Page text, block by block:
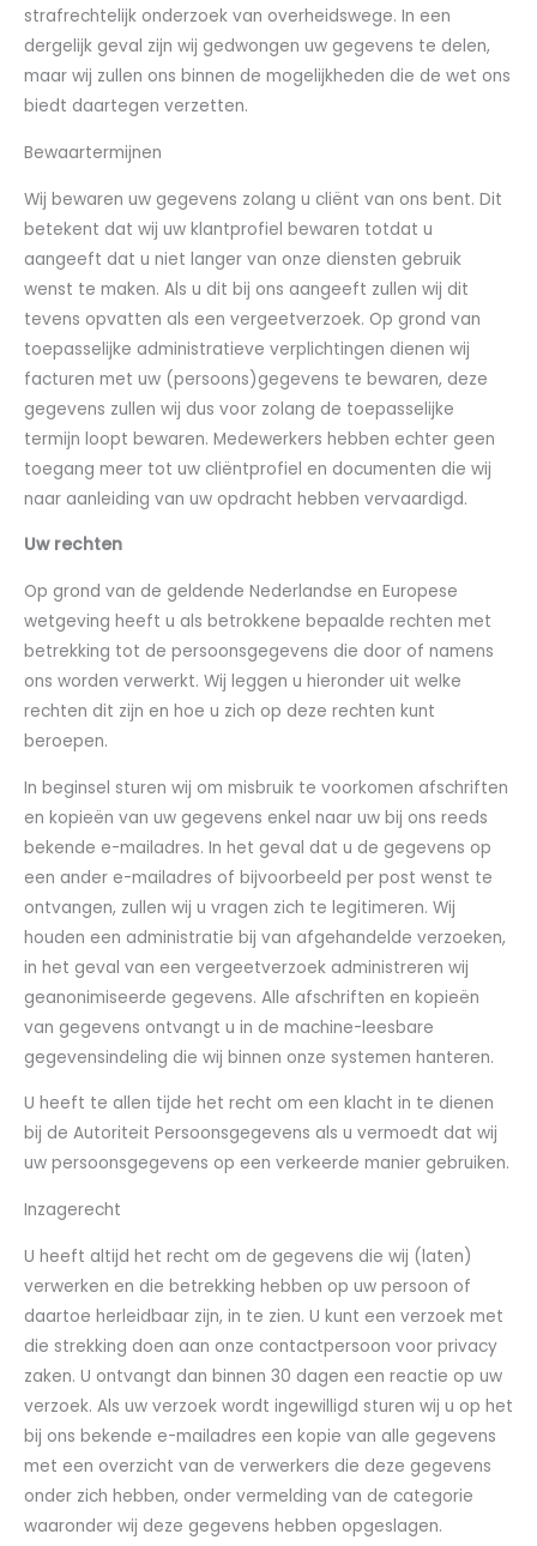
strafrechtelijk onderzoek van overheidswege. In een
dergelijk geval zijn wij gedwongen uw gegevens te delen,
maar wij zullen ons binnen de mogelijkheden die de wet ons
biedt daartegen verzetten.
Bewaartermijnen
Wij bewaren uw gegevens zolang u cliënt van ons bent. Dit
betekent dat wij uw klantprofiel bewaren totdat u
aangeeft dat u niet langer van onze diensten gebruik
wenst te maken. Als u dit bij ons aangeeft zullen wij dit
tevens opvatten als een vergeetverzoek. Op grond van
toepasselijke administratieve verplichtingen dienen wij
facturen met uw (persoons)gegevens te bewaren, deze
gegevens zullen wij dus voor zolang de toepasselijke
termijn loopt bewaren. Medewerkers hebben echter geen
toegang meer tot uw cliëntprofiel en documenten die wij
naar aanleiding van uw opdracht hebben vervaardigd.
Uw rechten
Op grond van de geldende Nederlandse en Europese
wetgeving heeft u als betrokkene bepaalde rechten met
betrekking tot de persoonsgegevens die door of namens
ons worden verwerkt. Wij leggen u hieronder uit welke
rechten dit zijn en hoe u zich op deze rechten kunt
beroepen.
In beginsel sturen wij om misbruik te voorkomen afschriften
en kopieën van uw gegevens enkel naar uw bij ons reeds
bekende e-mailadres. In het geval dat u de gegevens op
een ander e-mailadres of bijvoorbeeld per post wenst te
ontvangen, zullen wij u vragen zich te legitimeren. Wij
houden een administratie bij van afgehandelde verzoeken,
in het geval van een vergeetverzoek administreren wij
geanonimiseerde gegevens. Alle afschriften en kopieën
van gegevens ontvangt u in de machine-leesbare
gegevensindeling die wij binnen onze systemen hanteren.
U heeft te allen tijde het recht om een klacht in te dienen
bij de Autoriteit Persoonsgegevens als u vermoedt dat wij
uw persoonsgegevens op een verkeerde manier gebruiken.
Inzagerecht
U heeft altijd het recht om de gegevens die wij (laten)
verwerken en die betrekking hebben op uw persoon of
daartoe herleidbaar zijn, in te zien. U kunt een verzoek met
die strekking doen aan onze contactpersoon voor privacy
zaken. U ontvangt dan binnen 30 dagen een reactie op uw
verzoek. Als uw verzoek wordt ingewilligd sturen wij u op het
bij ons bekende e-mailadres een kopie van alle gegevens
met een overzicht van de verwerkers die deze gegevens
onder zich hebben, onder vermelding van de categorie
waaronder wij deze gegevens hebben opgeslagen.